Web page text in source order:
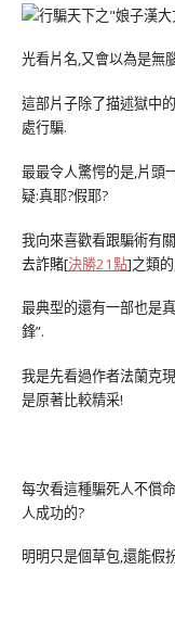
光看片名,又會以為是無
這部片子除了描述獄中
處行騙.
最最令人驚愕的是,片頭
疑:真耶?假耶?
我向來喜歡看跟騙術有
去詐賭[決勝21點]之類的,
最典型的還有一部也是
鋒”.
我是先看過作者法蘭克
是原著比較精采!
每次看這種騙死人不償
人成功的?
明明只是個草包,還能假